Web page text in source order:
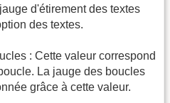
d'étirement des textes
des textes.
: Cette valeur correspond
La jauge des boucles
grâce à cette valeur.